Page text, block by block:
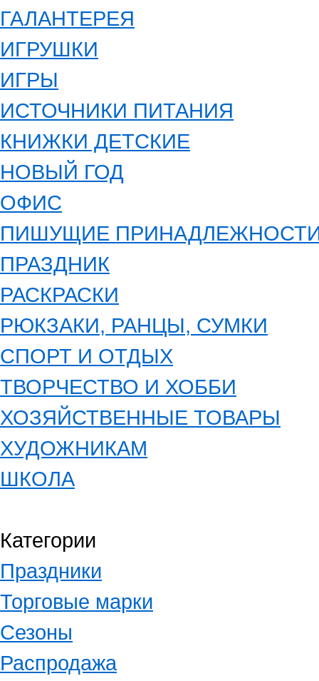
ГАЛАНТЕРЕЯ
ИГРУШКИ
ИГРЫ
ИСТОЧНИКИ ПИТАНИЯ
КНИЖКИ ДЕТСКИЕ
НОВЫЙ ГОД
ОФИС
ПИШУЩИЕ
ПРАЗДНИК
РАСКРАСКИ
РЮКЗАКИ, РАНЦЫ, СУМКИ
СПОРТ И ОТДЫХ
ТВОРЧЕСТВО И ХОББИ
ХОЗЯЙСТВЕННЫЕ ТОВАРЫ
ХУДОЖНИКАМ
ШКОЛА
Категории
Праздники
Торговые марки
Сезоны
Распродажа